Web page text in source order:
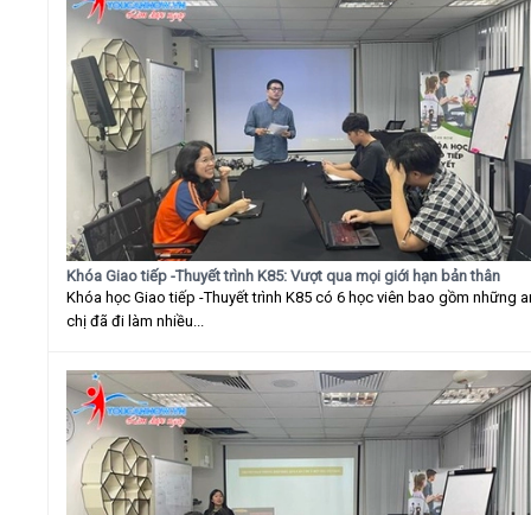
Khóa Giao tiếp -Thuyết trình K85: Vượt qua mọi giới hạn bản thân
Khóa học Giao tiếp -Thuyết trình K85 có 6 học viên bao gồm những
chị đã đi làm nhiều...